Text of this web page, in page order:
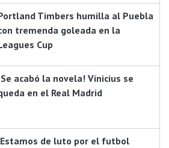
Timbers humilla al Puebla
tremenda goleada en la
Cup
acabó la novela! Vinicius se
en el Real Madrid
de luto por el futbol